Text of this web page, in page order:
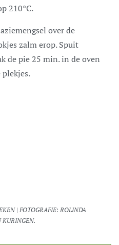
210°C.
over de
zalm erop. Spuit
de pie 25 min. in de oven
plekjes.
KURINGEN.